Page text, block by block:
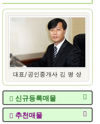
신규등록매물
추천매물